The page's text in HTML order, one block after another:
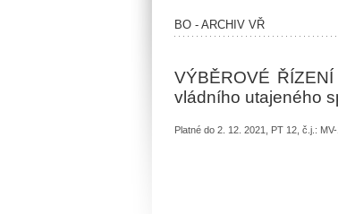
BO - ARCHIV VŘ
VÝBĚROVÉ
vládního utajeného
Platné do 2. 12. 2021, PT 12, č.j.: